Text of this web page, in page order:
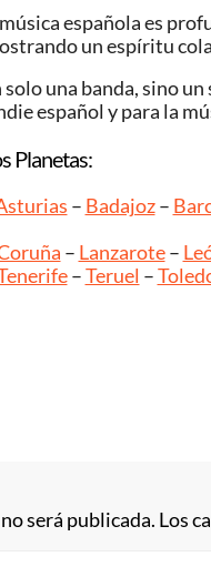
española es
un espíritu
una banda, sino
español y para la
Planetas:
– Badajoz–
– Lanzarote–
–Teruel –
será publicada. Los